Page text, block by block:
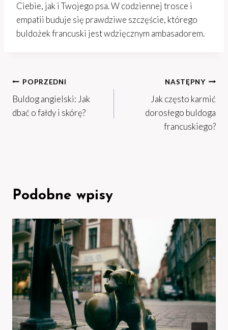
Ciebie, jak i Twojego psa. W codziennej trosce i
empatii buduje się prawdziwe szczęście, którego
buldożek francuski jest wdzięcznym ambasadorem.
Nawigacja
wpisu
POPRZEDNI
Buldog angielski: Jak
dbać o fałdy i skórę?
NASTĘPNY
Jak często karmić
dorosłego buldoga
francuskiego?
Podobne wpisy